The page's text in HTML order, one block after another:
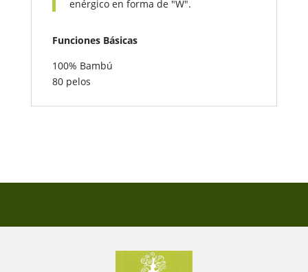
enérgico en forma de "W".
Funciones Básicas
100% Bambú
80 pelos